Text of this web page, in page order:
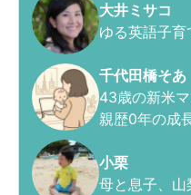
大井ミサコ
ゆる英語子育
千代田橋そあ
43歳の新米
親歴0年の成
小栗
母と息子、山